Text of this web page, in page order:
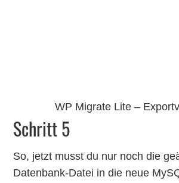
WP Migrate Lite –
Schritt 5
So, jetzt musst du nur noch die
Datenbank-Datei in die neue